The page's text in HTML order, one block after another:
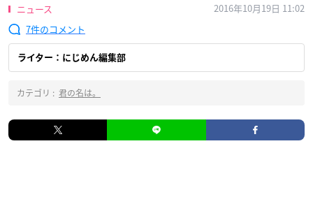
ニュース
2016年10月19日 11:02
7
ライター：にじめん編集部
カテゴリ : 君の名は。